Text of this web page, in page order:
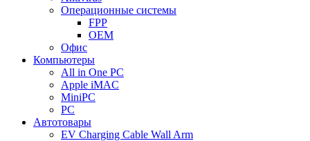
Операционные системы
FPP
OEM
Офис
Компьютеры
All in One PC
Apple iMAC
MiniPC
PC
Автотовары
EV Charging Cable Wall Arm